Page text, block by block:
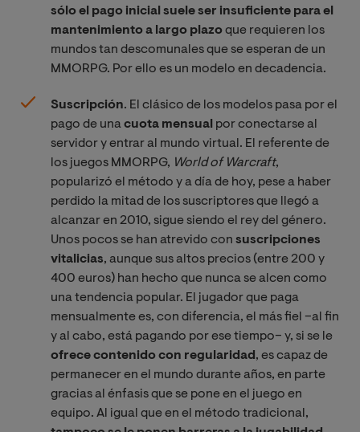
sólo el pago inicial suele ser insuficiente para el
mantenimiento a largo plazoque requieren los
mundos tan descomunales que se esperan de un
MMORPG. Por ello es un modelo en decadencia.
Suscripción. El clásico de los modelos pasa por el
pago de unacuota mensual por conectarse al
servidor y entrar al mundo virtual. El referente de
los juegos MMORPG, World of Warcraft,
popularizó el método y a día de hoy, pese a haber
perdido la mitad de los suscriptores que llegó a
alcanzar en 2010, sigue siendo el rey del género.
Unos pocos se han atrevido con suscripciones
vitalicias, aunque sus altos precios (entre 200 y
400 euros) han hecho que nunca se alcen como
una tendencia popular. El jugador que paga
mensualmente es, con diferencia, el más fiel –al fin
y al cabo, está pagando por ese tiempo– y, si se le
ofrece contenido con regularidad, es capaz de
permanecer en el mundo durante años, en parte
gracias al énfasis que se pone en el juego en
equipo. Al igual que en el método tradicional,